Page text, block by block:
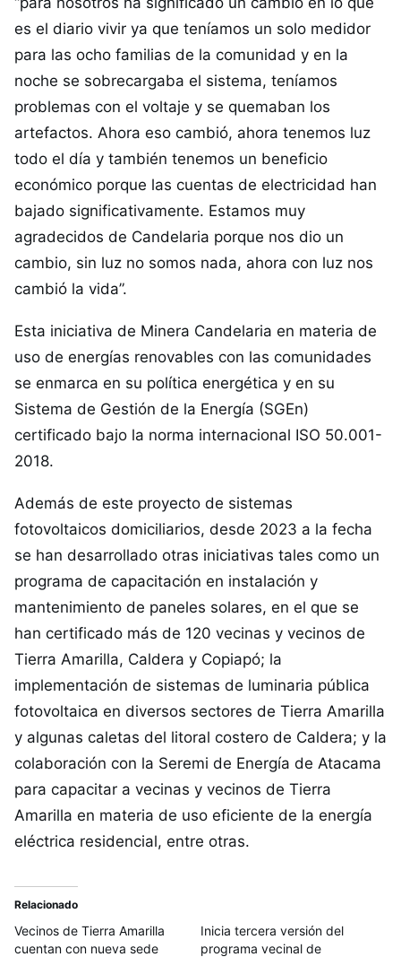
es el diario vivir ya que teníamos un solo medidor
para las ocho familias de la comunidad y en la
noche se sobrecargaba el sistema, teníamos
problemas con el voltaje y se quemaban los
artefactos. Ahora eso cambió, ahora tenemos luz
todo el día y también tenemos un beneficio
económico porque las cuentas de electricidad han
bajado significativamente. Estamos muy
agradecidos de Candelaria porque nos dio un
cambio, sin luz no somos nada, ahora con luz nos
cambió la vida”.
Esta iniciativa de Minera Candelaria en materia de
uso de energías renovables con las comunidades
se enmarca en su política energética y en su
Sistema de Gestión de la Energía (SGEn)
certificado bajo la norma internacional ISO 50.001-
2018.
Además de este proyecto de sistemas
fotovoltaicos domiciliarios, desde 2023 a la fecha
se han desarrollado otras iniciativas tales como un
programa de capacitación en instalación y
mantenimiento de paneles solares, en el que se
han certificado más de 120 vecinas y vecinos de
Tierra Amarilla, Caldera y Copiapó; la
implementación de sistemas de luminaria pública
fotovoltaica en diversos sectores de Tierra Amarilla
y algunas caletas del litoral costero de Caldera; y la
colaboración con la Seremi de Energía de Atacama
para capacitar a vecinas y vecinos de Tierra
Amarilla en materia de uso eficiente de la energía
eléctrica residencial, entre otras.
Relacionado
Vecinos de Tierra Amarilla
cuentan con nueva sede
Inicia tercera versión del
programa vecinal de